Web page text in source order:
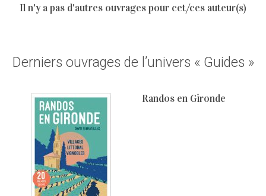
Il n'y a pas d'autres ouvrages pour cet/ces auteur(s)
Derniers ouvrages de l’univers « Guides »
Randos en Gironde